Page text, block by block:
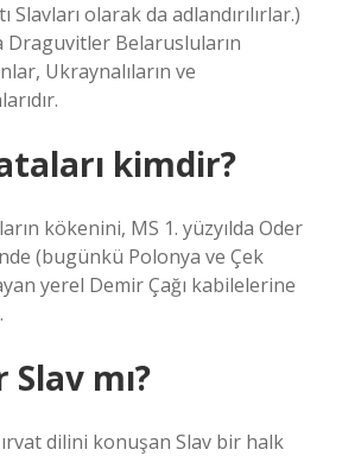
Slavları olarak da adlandırılırlar.)
Draguvitler Belarusluların
Ukraynalıların ve
kimdir?
kökenini, MS 1. yüzyılda Oder
(bugünkü Polonya ve Çek
yerel Demir Çağı kabilelerine
mı?
dilini konuşan Slav bir halk